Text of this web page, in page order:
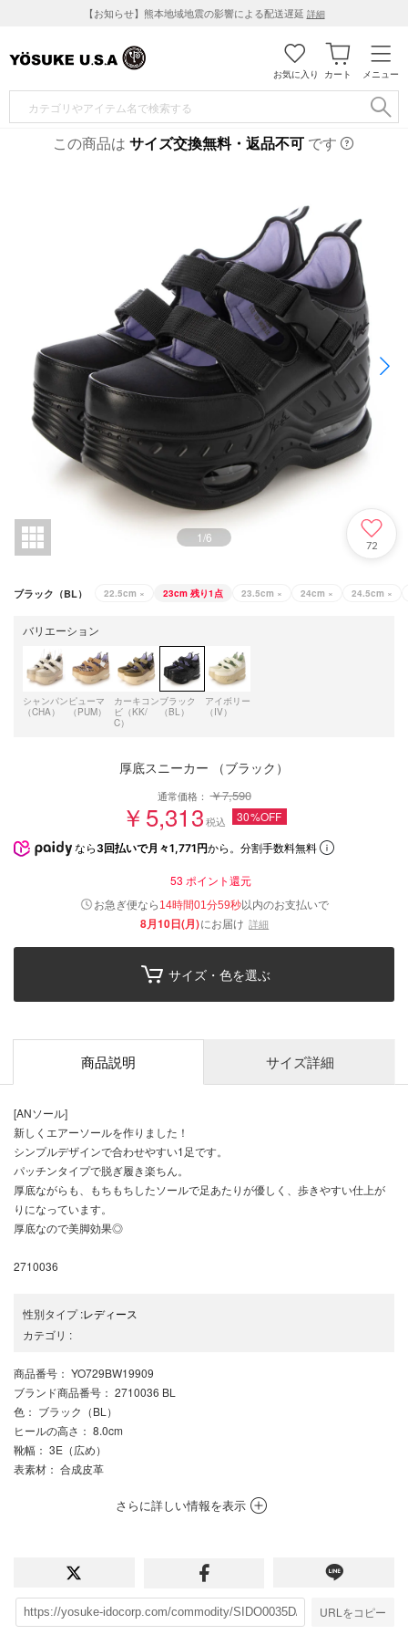
【お知らせ】熊本地域地震の影響による配送遅延 詳細
メニュー
カート
お気に入り
この商品は サイズ交換無料・返品不可 です
1/6
72
ブラック（BL） 22.5cm × 23cm 残り1点 23.5cm × 24cm × 24.5cm ×
バリエーション
シャンパン
（CHA）
ピューマ
（PUM）
カーキコン
ビ（KK/
C）
ブラック
（BL）
アイボリー
（IV）
厚底スニーカー （ブラック）
通常価格：￥7,590
￥5,313税込 30%OFF
なら 3回払いで月々1,771円から。分割手数料無料
53 ポイント還元
お急ぎ便なら 14時間01分58秒以内のお支払いで
8月10日(月)にお届け 詳細
サイズ・色を選ぶ
商品説明 サイズ詳細
[ANソール]
新しくエアーソールを作りました！
シンプルデザインで合わせやすい1足です。
パッチンタイプで脱ぎ履き楽ちん。
厚底ながらも、もちもちしたソールで足あたりが優しく、歩きやすい仕上が
りになっています。
厚底なので美脚効果◎
2710036
性別タイプ:レディース
カテゴリ :
商品番号 ： YO729BW19909
ブランド商品番号 ： 2710036 BL
色 ： ブラック（BL）
ヒールの高さ ： 8.0cm
靴幅 ： 3E（広め）
表素材 ： 合成皮革
さらに詳しい情報を表示
URLをコピー